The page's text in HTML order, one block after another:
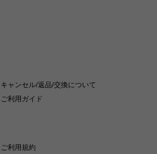
キャンセル/返品/交換について
ご利用ガイド
ご利用規約